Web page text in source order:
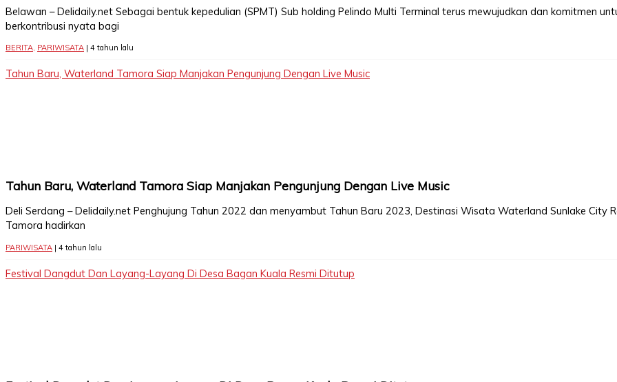
Belawan – Delidaily.net Sebagai bentuk kepedulian (SPMT) Sub holding Pelindo Multi Terminal terus mewujudkan dan komitmen
berkontribusi nyata bagi
BERITA, PARIWISATA | 4 tahun lalu
Tahun Baru, Waterland Tamora Siap Manjakan Pengunjung Dengan Live Music
Tahun Baru, Waterland Tamora Siap Manjakan Pengunjung Dengan Live Music
Deli Serdang – Delidaily.net Penghujung Tahun 2022 dan menyambut Tahun Baru 2023, Destinasi Wisata Waterland Sunlake City
Tamora hadirkan
PARIWISATA | 4 tahun lalu
Festival Dangdut Dan Layang-Layang Di Desa Bagan Kuala Resmi Ditutup